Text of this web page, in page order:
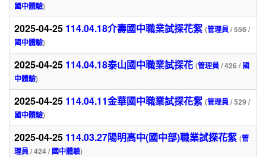
國中體驗)
2025-04-25 114.04.18介壽國中職業試探花絮 (管理員/ 556 /
國中體驗)
2025-04-25 114.04.18泰山國中職業試探花 (管理員/ 426 /國
中體驗)
2025-04-25 114.04.11金華國中職業試探花絮 (管理員/ 529 /
國中體驗)
2025-04-25 114.03.27陽明高中(國中部)職業試探花絮 (管
理員/ 424 /國中體驗)